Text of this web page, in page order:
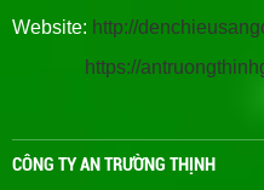
Website: http://
https://
CÔNG TY AN TRƯỜNG THỊNH